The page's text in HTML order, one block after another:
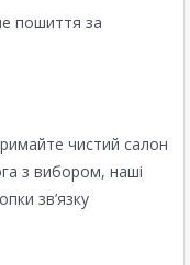
пошиття за
чистий салон
з вибором, наші
зв’язку